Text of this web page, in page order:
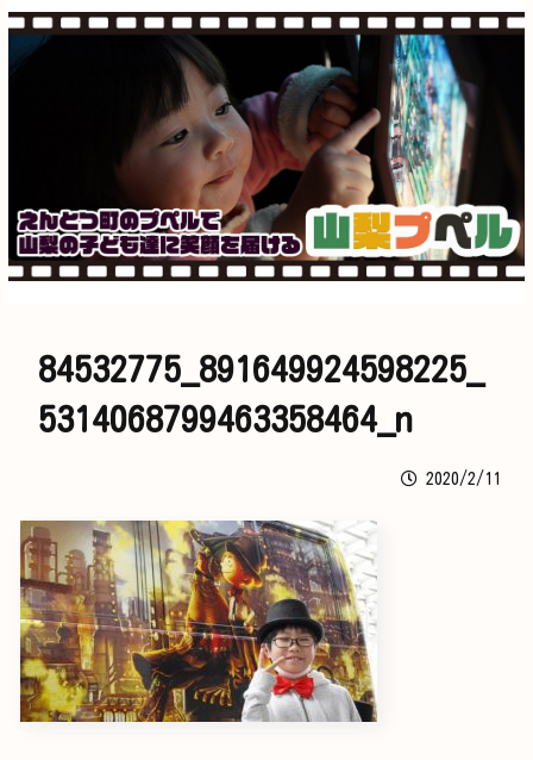
84532775_891649924598225_
5314068799463358464_n
2020/2/11